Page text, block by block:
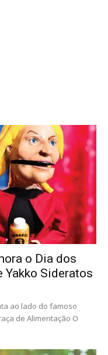
o Dia dos
Sideratos
ao lado do famoso
de Alimentação O